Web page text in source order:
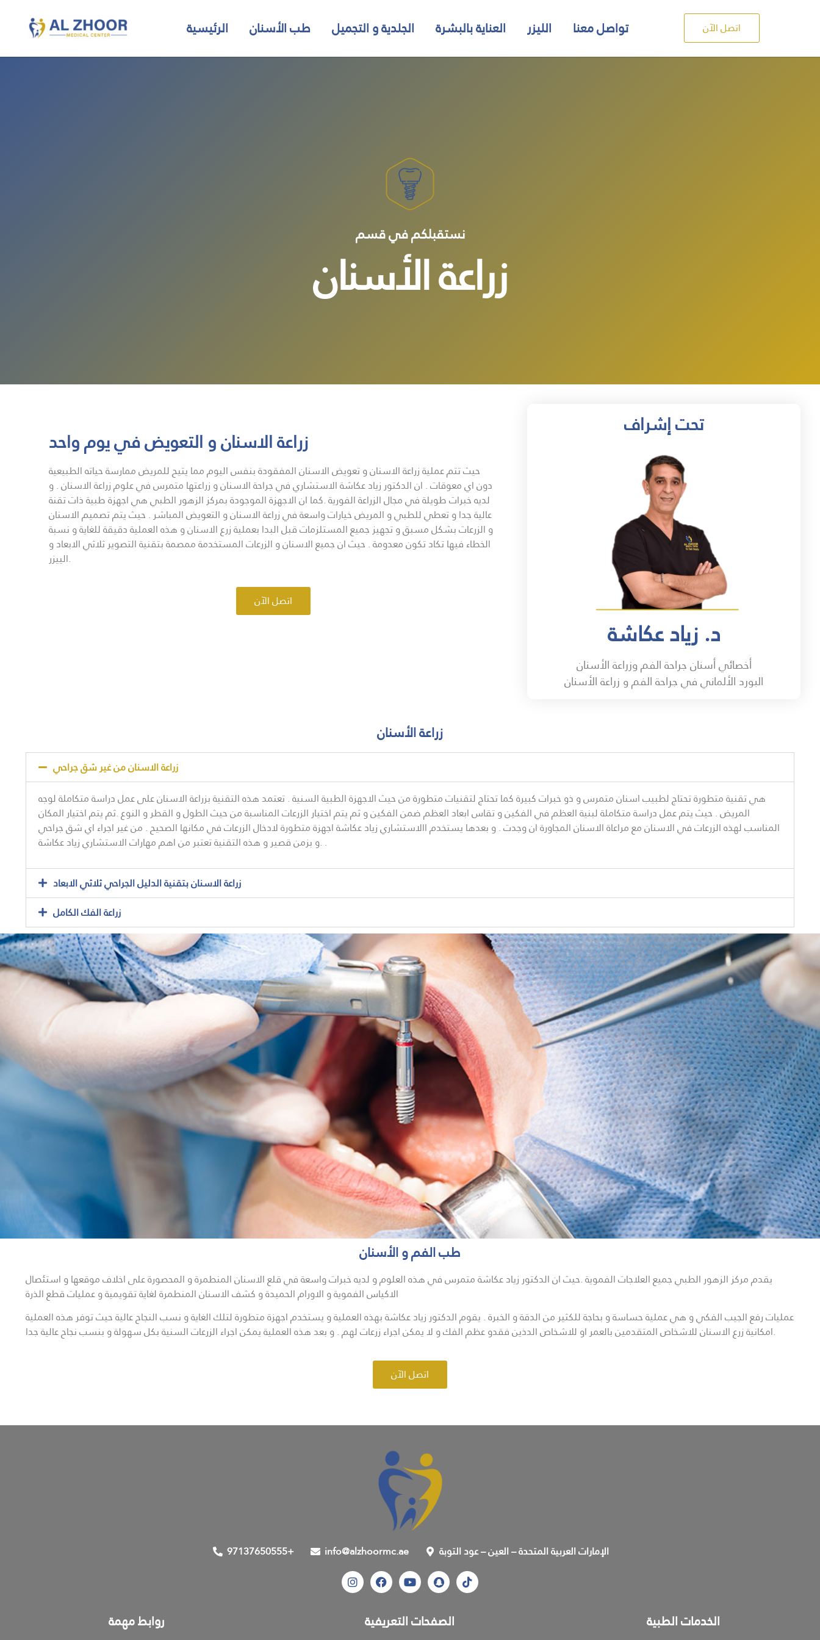
الرئيسية طب الأسنان الجلدية و التجميل العناية بالبشرة الليزر تواصل معنا اتصل الآن
نستقبلكم في قسم
زراعة الأسنان
زراعة الاسنان و التعويض في يوم واحد
حيث تتم عملية زراعة الاسنان و تعويض الاسنان المفقودة بنفس اليوم مما يتيح للمريض ممارسة حياته الطبيعية
دون اي معوقات . ان الدكتور زياد عكاشة الاستشاري في جراحة الاسنان و زراعتها متمرس في علوم زراعة الاسنان . و
لديه خبرات طويلة في مجال الزراعة الفورية .كما ان الاجهزة الموجودة بمركز الزهور الطبي هي اجهزة طبية ذات تقنة
عالية جدا و تعطي للطبي و المريض خيارات واسعة في زراعة الاسنان و التعويض المباشر . حيث يتم تصميم الاسنان
و الزرعات بشكل مسبق و تجهيز جميع المستلزمات قبل البدا بعملية زرع الاسنان و هذه العملية دقيقة للغاية و نسبة
الخطاء فيها تكاد تكون معدومة . حيث ان جميع الاسنان و الزرعات المستخدمة ممصمة بتقنية التصوير ثلاثي الابعاد و
الييزر.
اتصل الآن
تحت إشراف
د. زياد عكاشة
أخصائي أسنان جراحة الفم وزراعة الأسنان
البورد الألماني في جراحة الفم و زراعة الأسنان
زراعة الأسنان
زراعة الاسنان من غير شق جراحي
هي تقنية متطورة تحتاج لطبيب اسنان متمرس و ذو خبرات كبيرة كما تحتاج لتقنيات متطورة من حيث الاجهزة الطبية السنية . تعتمد هذه التقنية بزراعة الاسنان على عمل دراسة متكاملة لوجه
المريض . حيث يتم عمل دراسة متكاملة لبنية العظم في الفكين و تقاس ابعاد العظم ضمن الفكين و ثم يتم اختيار الزرعات المناسبة من حيث الطول و القطر و النوع .ثم يتم اختيار المكان
المناسب لهذه الزرعات في الاسنان مع مراعاة الاسنان المجاورة ان وجدت . و بعدها يستخدم االاستشاري زياد عكاشة اجهزة متطورة لادخال الزرعات في مكانها الصحيح . من غير اجراء اي شق جراحي
.و بزمن قصير و هذه التقنية تعتبر من اهم مهارات الاستشاري زياد عكاشة .
زراعة الاسنان بتقنية الدليل الجراحي ثلاثي الابعاد
زراعة الفك الكامل
طب الفم و الأسنان
يقدم مركز الزهور الطبي جميع العلاجات الفموية .حيث ان الدكتور زياد عكاشة متمرس في هذه العلوم و لديه خبرات واسعة في قلع الاسنان المنطمرة و المحصورة على اخلاف موقعها و استئصال
الاكياس الفموية و الاورام الحميدة و كشف الاسنان المنطمرة لغاية تقويمية و عمليات قطع الذرة
عمليات رفع الجيب الفكي و هي عملية حساسة و بحاجة للكثير من الدقة و الخبرة . يقوم الدكتور زياد عكاشة بهذه العملية و يستخدم اجهزة متطورة لتلك الغاية و نسب النجاح عالية حيث توفر هذه العملية
امكانية زرع الاسنان للاشخاص المتقدمين بالعمر او للاشخاص الدذين فقدو عظم الفك و لا يمكن اجراء زرعات لهم . و بعد هذه العملية يمكن اجراء الزرعات السنية بكل سهولة و بنسب نجاح عالية جدا.
اتصل الآن
97137650555+ info@alzhoormc.ae الإمارات العربية المتحدة – العين – عود التوبة
روابط مهمة الصفحات التعريفية الخدمات الطبية